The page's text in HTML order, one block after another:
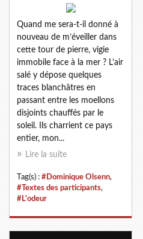
Quand me sera-t-il donné à
nouveau de m’éveiller dans
cette tour de pierre, vigie
immobile face à la mer ? L’air
salé y dépose quelques
traces blanchâtres en
passant entre les moellons
disjoints chauffés par le
soleil. Ils charrient ce pays
entier, mon...
Lire la suite
Tag(s) : #Dominique Olsenn,
#Textes des participants,
#L'odeur